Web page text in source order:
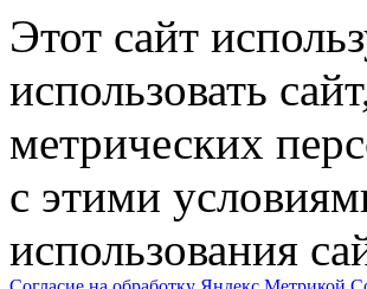
Этот сайт
использовать
метрических
с этими
использования